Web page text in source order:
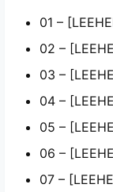
01 –
02 –
03 –
04 –
05 –
06 –
07 –